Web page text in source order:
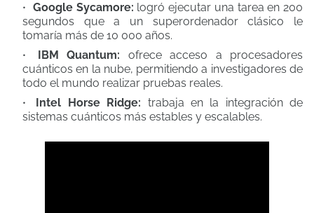
Google Sycamore: logró ejecutar una tarea en 200
segundos que a un superordenador clásico le
tomaría más de 10 000 años.
IBM Quantum: ofrece acceso a procesadores
cuánticos en la nube, permitiendo a investigadores de
todo el mundo realizar pruebas reales.
Intel Horse Ridge: trabaja en la integración de
sistemas cuánticos más estables y escalables.